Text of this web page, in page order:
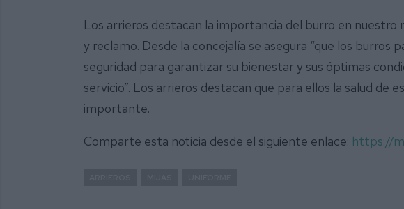
Los arrieros destacan la importancia del burro en nuestro
y reclamo. Desde la concejalía se asegura “que los burros
seguridad para garantizar su bienestar y sus óptimas
servicio”. Los arrieros destacan que para ellos la salud de
importante.
Comparte esta noticia desde el siguiente enlace: https://